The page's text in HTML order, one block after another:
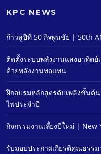
KPC NEWS
ก้าวสู่ปีที่ 50 กิจพูนชัย | 50th
ติดตั้งระบบพลังงานแสงอาทิต
ด้วยพลังงานทดแทน
ฝึกอบรมหลักสูตรดับเพลิงขั้นต้
ไฟประจําปี
กิจกรรมงานเลี้ยงปีใหม่ | New
รับมอบประกาศเกียรติคุณธรร